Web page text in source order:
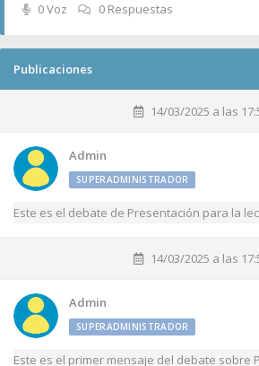
0 Voz
0 Respuestas
Publicaciones
14/03/2025 a las
Admin
SUPERADMINISTRADOR
Este es el debate de Presentación para la
14/03/2025 a las
Admin
SUPERADMINISTRADOR
Este es el primer mensaje del debate sobre